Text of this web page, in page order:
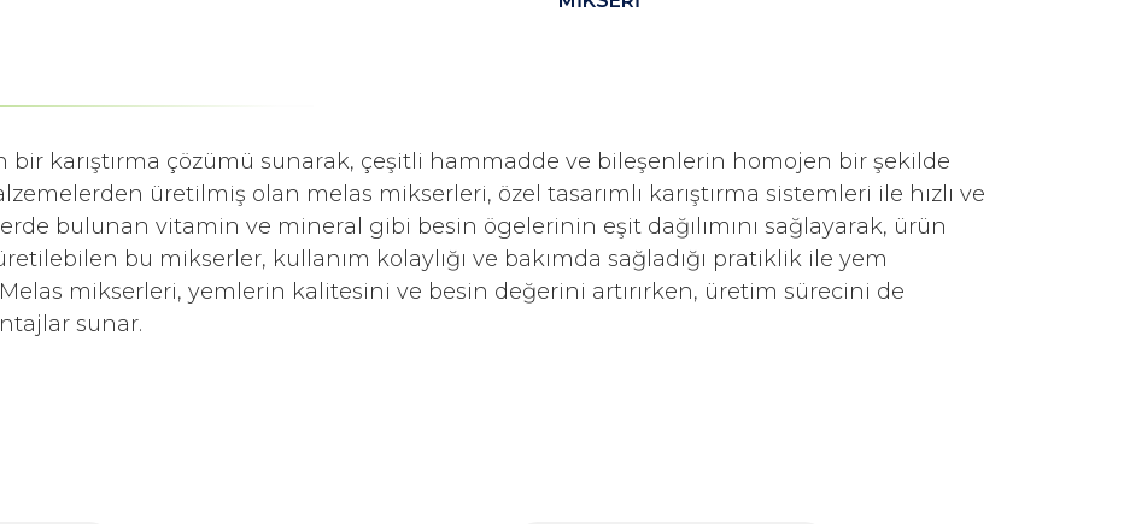
karıştırma çözümü sunarak, çeşitli hammadde ve bileşenlerin homojen bir şekilde
üretilmiş olan melas mikserleri, özel tasarımlı karıştırma sistemleri ile hızlı ve
bulunan vitamin ve mineral gibi besin ögelerinin eşit dağılımını sağlayarak, ürün
bu mikserler, kullanım kolaylığı ve bakımda sağladığı pratiklik ile yem
mikserleri, yemlerin kalitesini ve besin değerini artırırken, üretim sürecini de
sunar.